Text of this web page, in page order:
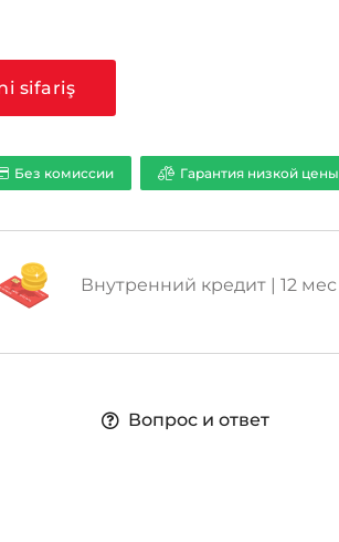
sifariş
Без комиссии Гарантия низкой цены
Внутренний кредит | 12 мес
Вопрос и ответ